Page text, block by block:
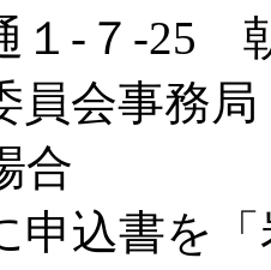
１-７-25
員会事務局
合
申込書を